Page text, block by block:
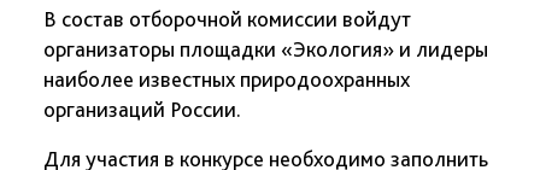
В состав отборочной комиссии войдут
организаторы площадки «Экология» и лидеры
наиболее известных природоохранных
организаций России.
Для участия в конкурсе необходимо заполнить